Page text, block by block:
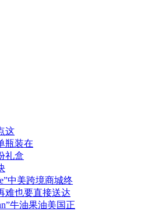
这
瓶装在
礼盒
中美跨境商城终
难也要直接送达
牛油果油美国正